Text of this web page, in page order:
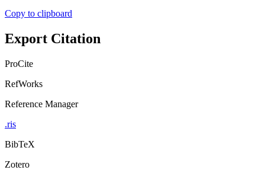
Copy to clipboard
Export Citation
ProCite
RefWorks
Reference Manager
.ris
BibTeX
Zotero